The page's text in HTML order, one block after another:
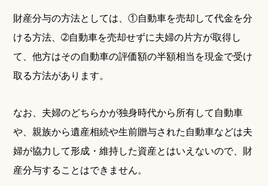
財産分与の方法としては、①自動車を売却して代金を分
ける方法、➁自動車を売却せずに夫婦の片方が取得し
て、他方はその自動車の評価額の半額相当を現金で受け
取る方法があります。
なお、夫婦のどちらかが独身時代から所有して自動車
や、親族から遺産相続や生前贈与された自動車などは夫
婦が協力して形成・維持した資産とはいえないので、財
産分与することはできません。